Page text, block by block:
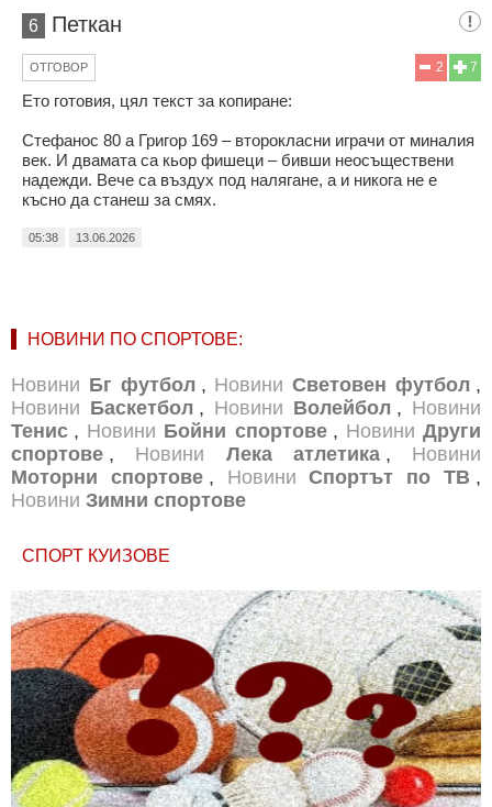
6 Петкан
7
2
ОТГОВОР
Ето готовия, цял текст за копиране:
Стефанос 80 а Григор 169 – второкласни играчи от миналия
век. И двамата са кьор фишеци – бивши неосъществени
надежди. Вече са въздух под налягане, а и никога не е
късно да станеш за смях.
05:38 13.06.2026
НОВИНИ ПО СПОРТОВЕ:
Новини Бг футбол , Новини Световен футбол ,
Новини Баскетбол , Новини Волейбол , Новини
Тенис , Новини Бойни спортове , Новини Други
спортове , Новини Лека атлетика , Новини
Моторни спортове , Новини Спортът по ТВ ,
Новини Зимни спортове
СПОРТ КУИЗОВЕ